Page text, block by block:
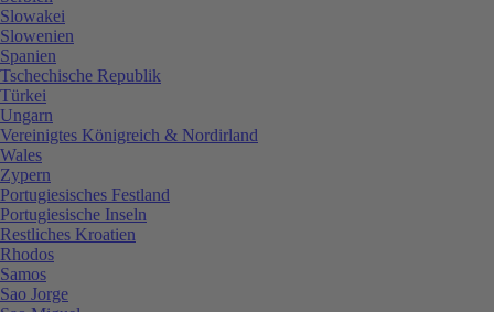
Slowakei
Slowenien
Spanien
Tschechische Republik
Türkei
Ungarn
Vereinigtes Königreich & Nordirland
Wales
Zypern
Portugiesisches Festland
Portugiesische Inseln
Restliches Kroatien
Rhodos
Samos
Sao Jorge